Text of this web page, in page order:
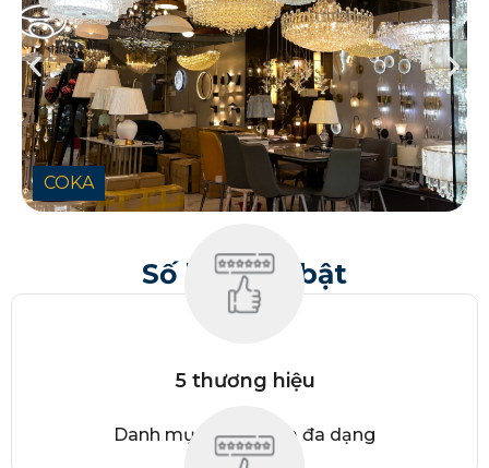
COKA
Số liệu nổi bật
5 thương hiệu
Danh mục sản phẩm đa dạng